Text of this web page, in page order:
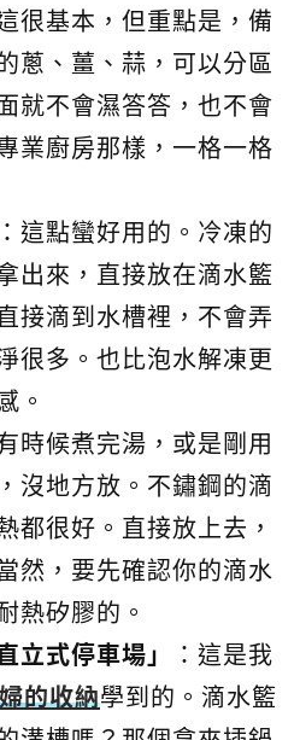
很基本，但重點是，備
蔥、薑、蒜，可以分區
就不會濕答答，也不會
業廚房那樣，一格一格
：這點蠻好用的。冷凍的
出來，直接放在滴水籃
接滴到水槽裡，不會弄
很多。也比泡水解凍更
。
時候煮完湯，或是剛用
沒地方放。不鏽鋼的滴
都很好。直接放上去，
然，要先確認你的滴水
熱矽膠的。
立式停車場」
：這是我
的收納學到的。滴水籃